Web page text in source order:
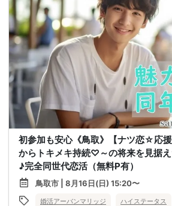
初参加も安心《鳥取》【ナツ恋☆応
からトキメキ持続♡～の将来を見据
♪完全同世代恋活（無料P有）
鳥取市 | 8月16日(日) 15:20〜
婚活アーバンマリッジ ハイステータス